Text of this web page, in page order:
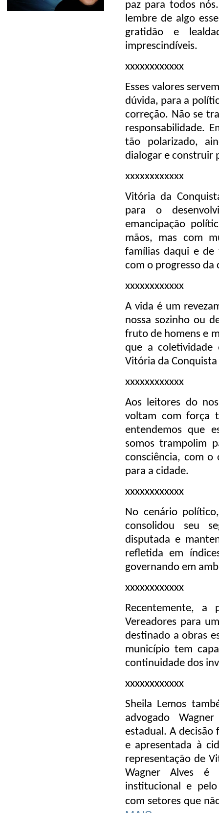
paz para todos
lembre de algo
gratidão e
imprescindíveis.
xxxxxxxxxxxx
Esses valores
dúvida, para a
correção. Não se
responsabilidade.
tão polarizado,
dialogar e construir
xxxxxxxxxxxx
Vitória da
para o
emancipação
mãos, mas com
famílias daqui e
com o progresso da
xxxxxxxxxxxx
A vida é um
nossa sozinho ou
fruto de homens e
que a coletividade
Vitória da
xxxxxxxxxxxx
Aos leitores do
voltam com força
entendemos que
somos trampolim
consciência, com
para a cidade.
xxxxxxxxxxxx
No cenário
consolidou seu
disputada e
refletida em
governando em
xxxxxxxxxxxx
Recentemente, a
Vereadores para
destinado a obras
município tem
continuidade dos
xxxxxxxxxxxx
Sheila Lemos
advogado
estadual. A
e apresentada à
representação de
Wagner Alves é
institucional e
com setores que